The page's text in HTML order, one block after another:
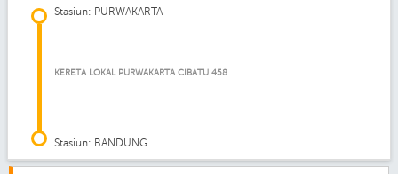
Stasiun: PURWAKARTA
KERETA LOKAL PURWAKARTA CIBATU 458
Stasiun: BANDUNG